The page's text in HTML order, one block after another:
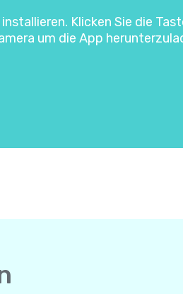
Klicken Sie die
um die App